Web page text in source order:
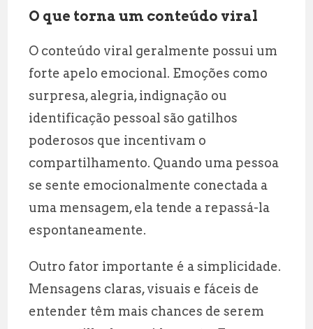
O que torna um conteúdo viral
O conteúdo viral geralmente possui um
forte apelo emocional. Emoções como
surpresa, alegria, indignação ou
identificação pessoal são gatilhos
poderosos que incentivam o
compartilhamento. Quando uma pessoa
se sente emocionalmente conectada a
uma mensagem, ela tende a repassá-la
espontaneamente.
Outro fator importante é a simplicidade.
Mensagens claras, visuais e fáceis de
entender têm mais chances de serem